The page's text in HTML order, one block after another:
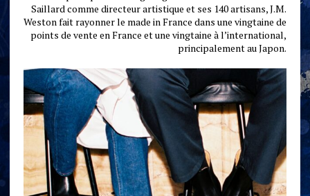
Saillard comme directeur artistique et ses 140 artisans, J.M.
Weston fait rayonner le made in France dans une vingtaine de
points de vente en France et une vingtaine à l’international,
principalement au Japon.